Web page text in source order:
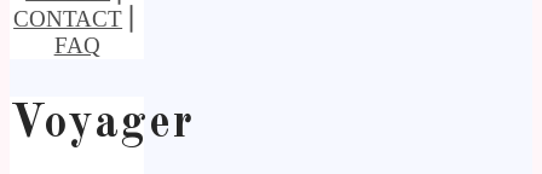
CONTACT
FAQ
Voyager